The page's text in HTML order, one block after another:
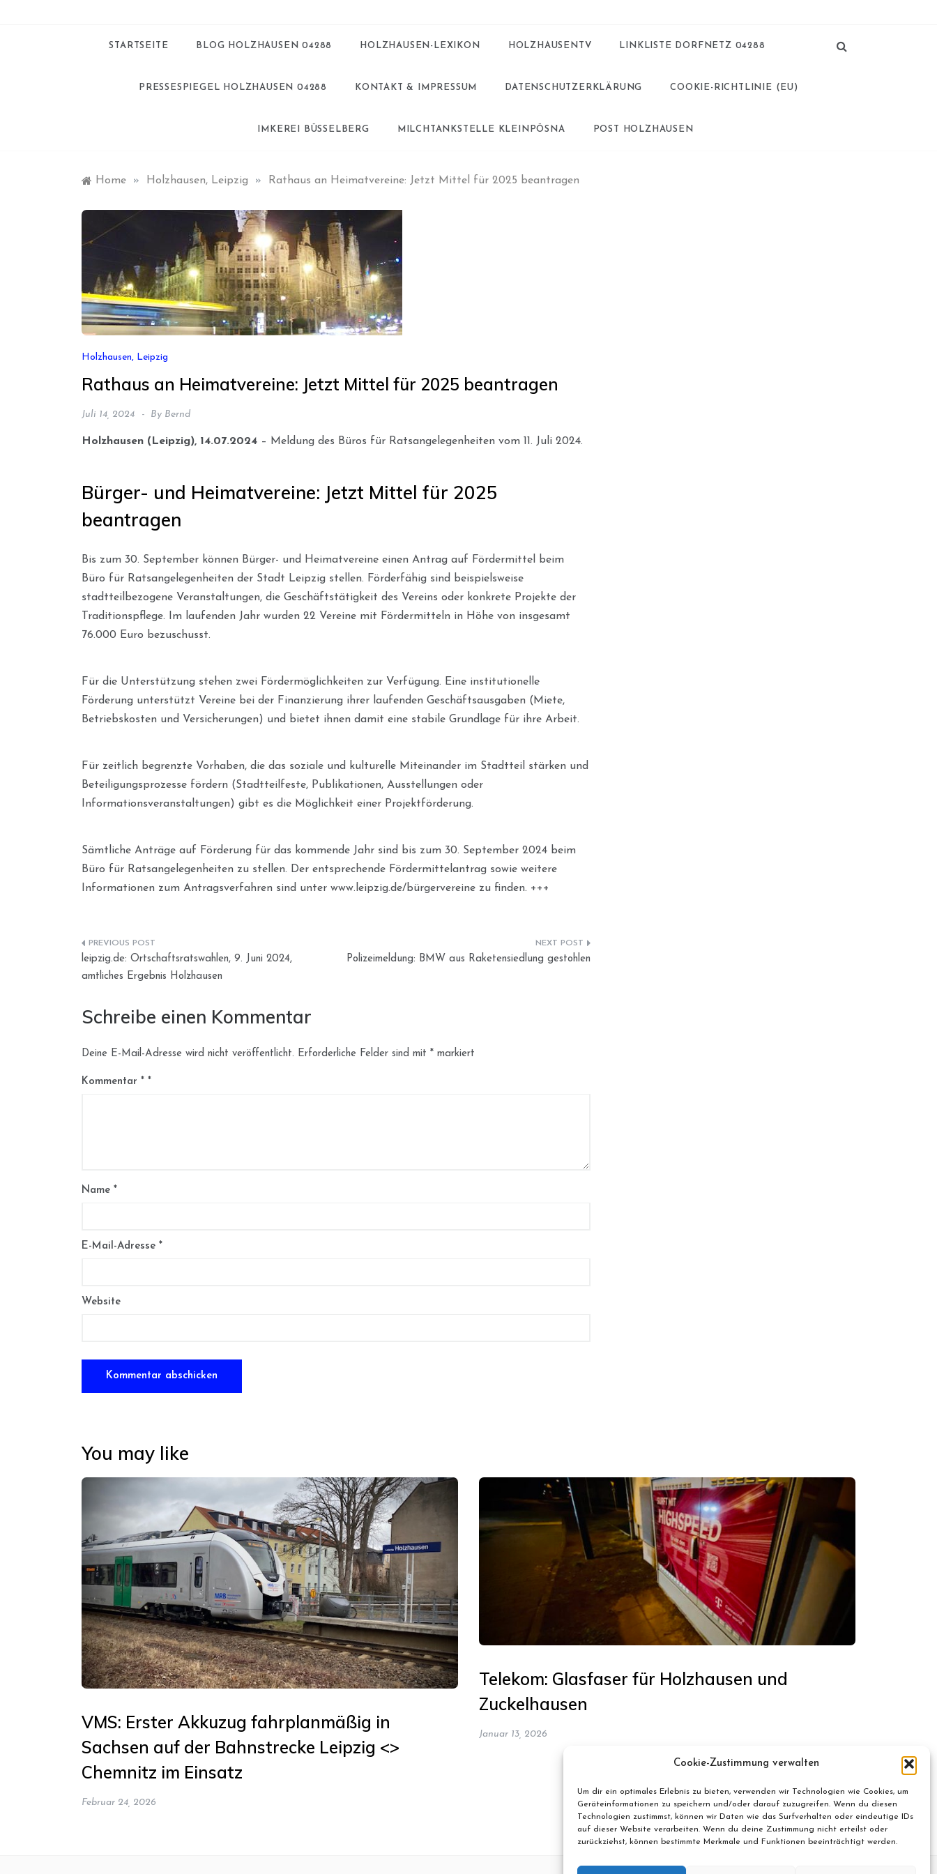
Cookie-Zustimmung verwalten
Um dir ein optimales Erlebnis zu bieten, verwenden wir Technologien wie Cookies, um
Geräteinformationen zu speichern und/oder darauf zuzugreifen. Wenn du diesen
Technologien zustimmst, können wir Daten wie das Surfverhalten oder eindeutige IDs
auf dieser Website verarbeiten. Wenn du deine Zustimmung nicht erteilst oder
zurückziehst, können bestimmte Merkmale und Funktionen beeinträchtigt werden.
STARTSEITE BLOG HOLZHAUSEN 04288 HOLZHAUSEN-LEXIKON HOLZHAUSENTV LINKLISTE DORFNETZ 04288
PRESSESPIEGEL HOLZHAUSEN 04288 KONTAKT & IMPRESSUM DATENSCHUTZERKLÄRUNG COOKIE-RICHTLINIE (EU)
IMKEREI BÜSSELBERG MILCHTANKSTELLE KLEINPÖSNA POST HOLZHAUSEN
Home » Holzhausen, Leipzig » Rathaus an Heimatvereine: Jetzt Mittel für 2025 beantragen
Holzhausen, Leipzig
Rathaus an Heimatvereine: Jetzt Mittel für 2025 beantragen
Juli 14, 2024 By Bernd
Holzhausen (Leipzig), 14.07.2024 – Meldung des Büros für Ratsangelegenheiten vom 11. Juli 2024.
Bürger- und Heimatvereine: Jetzt Mittel für 2025
beantragen
Bis zum 30. September können Bürger- und Heimatvereine einen Antrag auf Fördermittel beim
Büro für Ratsangelegenheiten der Stadt Leipzig stellen. Förderfähig sind beispielsweise
stadtteilbezogene Veranstaltungen, die Geschäftstätigkeit des Vereins oder konkrete Projekte der
Traditionspflege. Im laufenden Jahr wurden 22 Vereine mit Fördermitteln in Höhe von insgesamt
76.000 Euro bezuschusst.
Für die Unterstützung stehen zwei Fördermöglichkeiten zur Verfügung. Eine institutionelle
Förderung unterstützt Vereine bei der Finanzierung ihrer laufenden Geschäftsausgaben (Miete,
Betriebskosten und Versicherungen) und bietet ihnen damit eine stabile Grundlage für ihre Arbeit.
Für zeitlich begrenzte Vorhaben, die das soziale und kulturelle Miteinander im Stadtteil stärken und
Beteiligungsprozesse fördern (Stadtteilfeste, Publikationen, Ausstellungen oder
Informationsveranstaltungen) gibt es die Möglichkeit einer Projektförderung.
Sämtliche Anträge auf Förderung für das kommende Jahr sind bis zum 30. September 2024 beim
Büro für Ratsangelegenheiten zu stellen. Der entsprechende Fördermittelantrag sowie weitere
Informationen zum Antragsverfahren sind unter www.leipzig.de/bürgervereine zu finden. +++
Beitragsnavigation
leipzig.de: Ortschaftsratswahlen, 9. Juni 2024,
amtliches Ergebnis Holzhausen
Polizeimeldung: BMW aus Raketensiedlung gestohlen
Schreibe einen Kommentar
Deine E-Mail-Adresse wird nicht veröffentlicht. Erforderliche Felder sind mit * markiert
Kommentar *
Name *
E-Mail-Adresse *
Website
You may like
VMS: Erster Akkuzug fahrplanmäßig in
Sachsen auf der Bahnstrecke Leipzig <>
Chemnitz im Einsatz
Februar 24, 2026
Telekom: Glasfaser für Holzhausen und
Zuckelhausen
Januar 13, 2026